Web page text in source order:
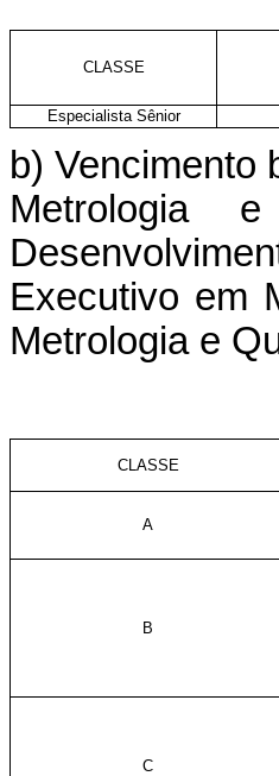
CLASSE
Especialista Sênior
b) Vencimento
Metrologia
Executivo em
Metrologia e
CLASSE
A
B
C